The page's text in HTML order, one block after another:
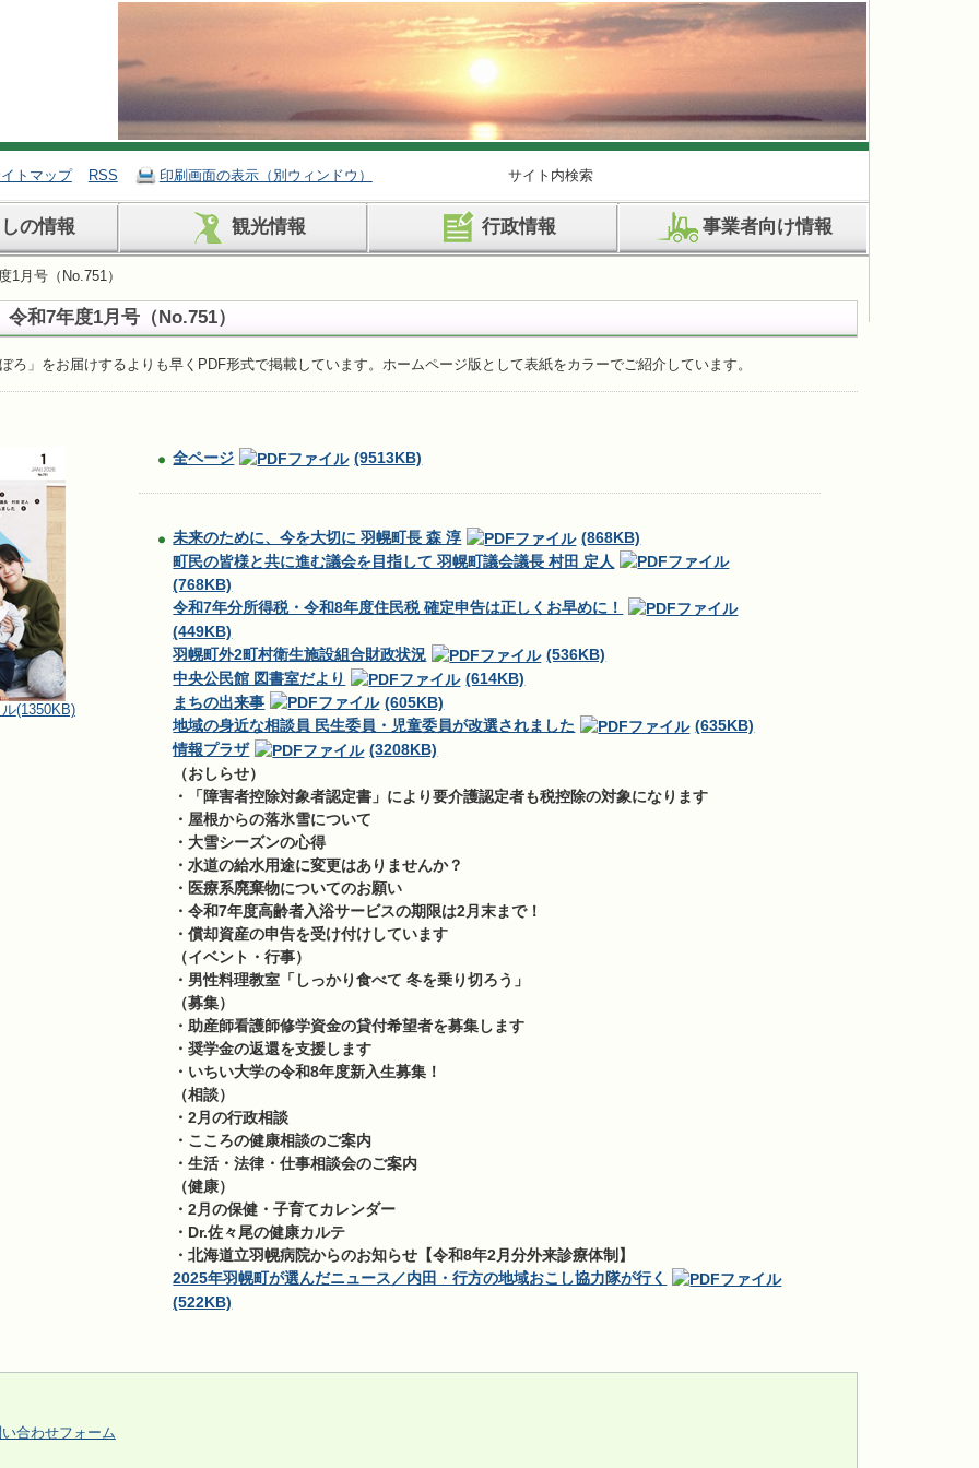
トマップ RSS 印刷画面の表示（別ウィンドウ） サイト内検索
の情報 観光情報 行政情報 事業者向け情報
月号（No.751）
和7年度1月号（No.751）
ろ」をお届けするよりも早くPDF形式で掲載しています。ホームページ版として表紙をカラーでご紹介しています。
(1350KB)
全ページ (9513KB)
未来のために、今を大切に 羽幌町長 森 淳
(868KB)
町民の皆様と共に進む議会を目指して 羽幌町議会議長 村田 定人
(768KB)
令和7年分所得税・令和8年度住民税 確定申告は正しくお早めに！
(449KB)
羽幌町外2町村衛生施設組合財政状況
(536KB)
中央公民館 図書室だより
(614KB)
まちの出来事
(605KB)
地域の身近な相談員 民生委員・児童委員が改選されました
(635KB)
情報プラザ
(3208KB)
（おしらせ）
・「障害者控除対象者認定書」により要介護認定者も税控除の対象になります
・屋根からの落氷雪について
・大雪シーズンの心得
・水道の給水用途に変更はありませんか？
・医療系廃棄物についてのお願い
・令和7年度高齢者入浴サービスの期限は2月末まで！
・償却資産の申告を受け付けしています
（イベント・行事）
・男性料理教室「しっかり食べて 冬を乗り切ろう」
（募集）
・助産師看護師修学資金の貸付希望者を募集します
・奨学金の返還を支援します
・いちい大学の令和8年度新入生募集！
（相談）
・2月の行政相談
・こころの健康相談のご案内
・生活・法律・仕事相談会のご案内
（健康）
・2月の保健・子育てカレンダー
・Dr.佐々尾の健康カルテ
・北海道立羽幌病院からのお知らせ【令和8年2月分外来診療体制】
2025年羽幌町が選んだニュース／内田・行方の地域おこし協力隊が行く
(522KB)
合わせフォーム